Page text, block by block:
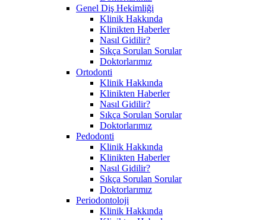
Genel Diş Hekimliği
Klinik Hakkında
Klinikten Haberler
Nasıl Gidilir?
Sıkça Sorulan Sorular
Doktorlarımız
Ortodonti
Klinik Hakkında
Klinikten Haberler
Nasıl Gidilir?
Sıkça Sorulan Sorular
Doktorlarımız
Pedodonti
Klinik Hakkında
Klinikten Haberler
Nasıl Gidilir?
Sıkça Sorulan Sorular
Doktorlarımız
Periodontoloji
Klinik Hakkında